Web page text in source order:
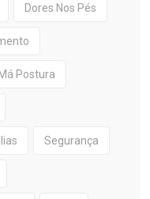
Dores Nos Pés
Postura
Segurança